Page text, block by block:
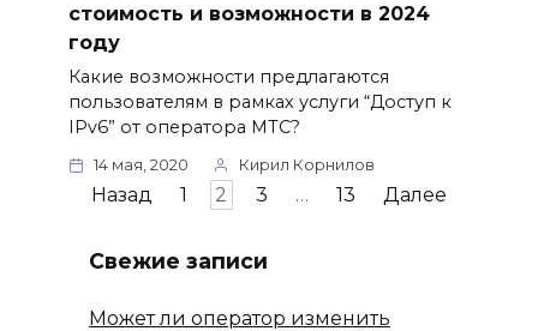
стоимость и возможности в 2024
году
Какие возможности предлагаются
пользователям в рамках услуги “Доступ к
IPv6” от оператора МТС?
14 мая, 2020 Кирил Корнилов
Пагинация
Назад 1 2 3 … 13 Далее
Свежие записи
Может ли оператор изменить